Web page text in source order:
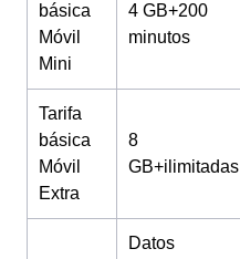
básica
Móvil
Mini
4 GB+200
minutos
Tarifa
básica
Móvil
Extra
8
GB+ilimitadas
Datos